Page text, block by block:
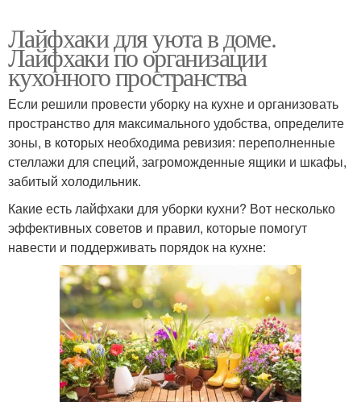
Помощники в уборке Нужные лайфхаки
Лайфхаки в картинках
Лайфхаки про
конверсию
Сумасшедшие
лайфхаки
Хитроумные лайфхаки
Дачный лайфхак Лайфхаки для двора
Дачные лайфхаки Лайфхаки для сада
Лайфхаки для уюта в доме.
Лайфхаки по организации
кухонного пространства
Если решили провести уборку на кухне и организовать
пространство для максимального удобства, определите
зоны, в которых необходима ревизия: переполненные
стеллажи для специй, загроможденные ящики и шкафы,
забитый холодильник.
Какие есть лайфхаки для уборки кухни? Вот несколько
эффективных советов и правил, которые помогут
навести и поддерживать порядок на кухне: